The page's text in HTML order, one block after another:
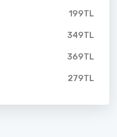
199TL
349TL
369TL
279TL